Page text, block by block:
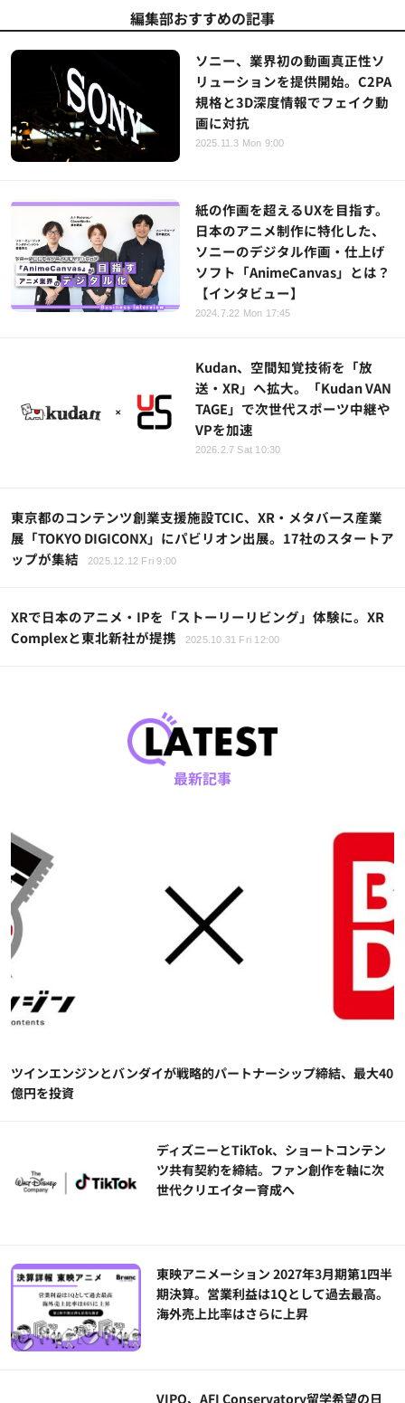
編集部おすすめの記事
ソニー、業界初の動画真正性ソ
リューションを提供開始。C2PA
規格と3D深度情報でフェイク動
画に対抗
2025.11.3 Mon 9:00
紙の作画を超えるUXを目指す。
日本のアニメ制作に特化した、
ソニーのデジタル作画・仕上げ
ソフト「AnimeCanvas」とは？
【インタビュー】
2024.7.22 Mon 17:45
Kudan、空間知覚技術を「放
送・XR」へ拡大。「Kudan VAN
TAGE」で次世代スポーツ中継や
VPを加速
2026.2.7 Sat 10:30
東京都のコンテンツ創業支援施設TCIC、XR・メタバース産業
展「TOKYO DIGICONX」にパビリオン出展。17社のスタートア
ップが集結
2025.12.12 Fri 9:00
XRで日本のアニメ・IPを「ストーリーリビング」体験に。XR
Complexと東北新社が提携
2025.10.31 Fri 12:00
最新記事
ツインエンジンとバンダイが戦略的パートナーシップ締結、最大40
億円を投資
ディズニーとTikTok、ショートコンテン
ツ共有契約を締結。ファン創作を軸に次
世代クリエイター育成へ
東映アニメーション 2027年3月期第1四半
期決算。営業利益は1Qとして過去最高。
海外売上比率はさらに上昇
VIPO、AFI Conservatory留学希望の日